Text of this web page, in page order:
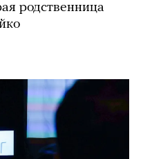
родственница